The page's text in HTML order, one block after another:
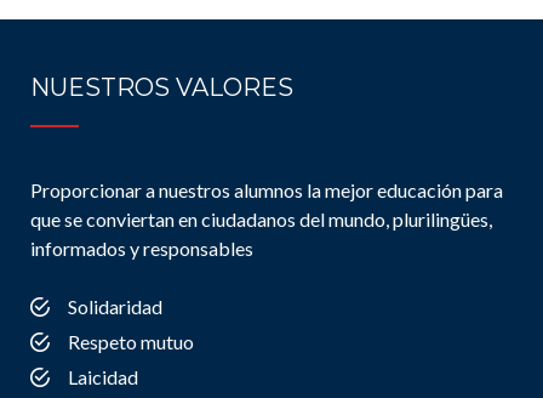
NUESTROS VALORES
Proporcionar a nuestros alumnos la mejor educación para
que se conviertan en ciudadanos del mundo, plurilingües,
informados y responsables
Solidaridad
Respeto mutuo
Laicidad